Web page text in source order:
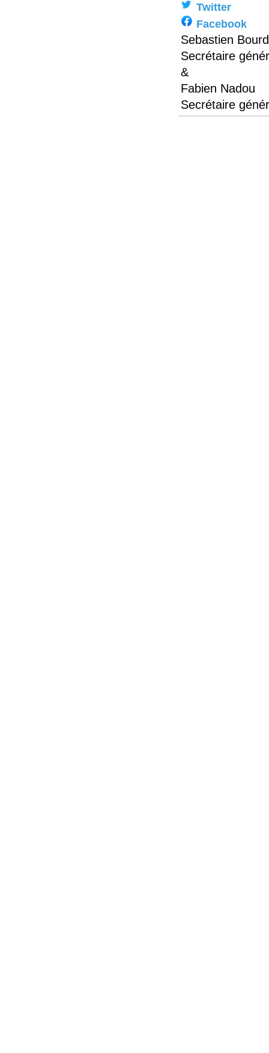
Twitter
Facebook
Sebastien
Secrétaire
&
Fabien Nadou
Secrétaire